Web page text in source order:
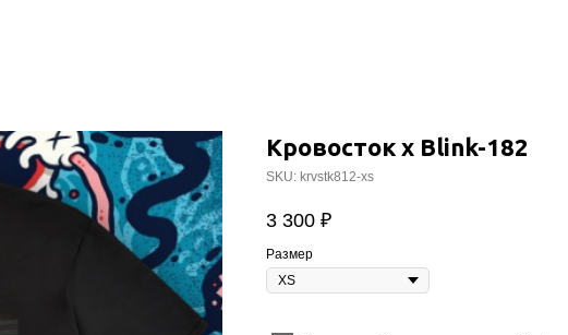
Кровосток х Blink-182
SKU: krvstk812-xs
3 300 ₽
Размер